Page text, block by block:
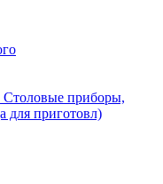
Столовые приборы,
для приготовл)